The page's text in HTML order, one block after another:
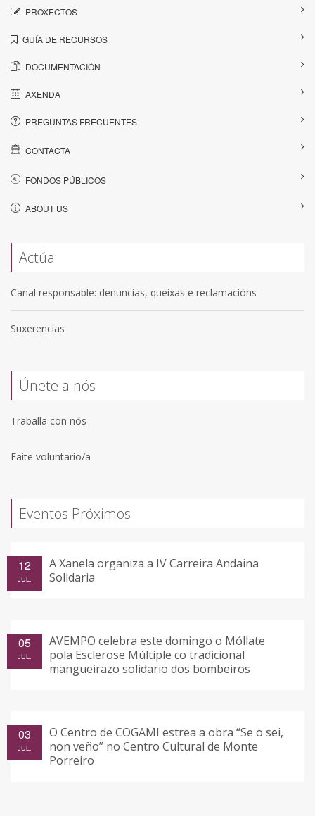
PROXECTOS
GUÍA DE RECURSOS
DOCUMENTACIÓN
AXENDA
PREGUNTAS FRECUENTES
CONTACTA
FONDOS PÚBLICOS
ABOUT US
Actúa
Canal responsable: denuncias, queixas e reclamacións
Suxerencias
Únete a nós
Traballa con nós
Faite voluntario/a
Eventos Próximos
A Xanela organiza a IV Carreira Andaina
Solidaria
12
JUL.
AVEMPO celebra este domingo o Móllate
pola Esclerose Múltiple co tradicional
mangueirazo solidario dos bombeiros
05
JUL.
O Centro de COGAMI estrea a obra “Se o sei,
non veño” no Centro Cultural de Monte
Porreiro
03
JUL.